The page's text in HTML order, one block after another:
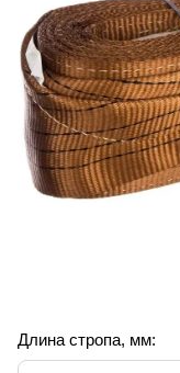
Длина стропа, мм: